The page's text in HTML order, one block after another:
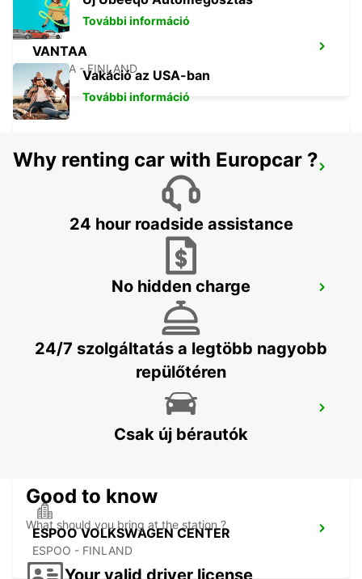
VANTAA
VANTAA - FINLAND
HELSINKI HERTTONIEMI
HELSINKI CITY
ESPOO - FINLAND
ESPOO VOLKSWAGEN CENTER
ESPOO - FINLAND
További információ
Vakáció az USA-ban
További információ
Why renting car with Europcar ?
24 hour roadside assistance
No hidden charge
24/7 szolgáltatás a legtöbb nagyobb
repülőtéren
Csak új bérautók
Good to know
What should you bring at the station ?
Your valid driver license